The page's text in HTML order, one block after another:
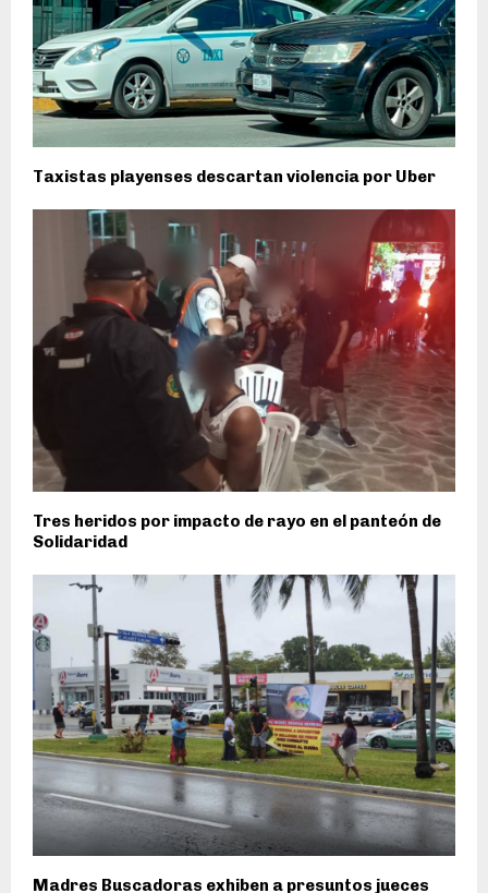
Taxistas playenses descartan violencia por Uber
Tres heridos por impacto de rayo en el panteón de
Solidaridad
Madres Buscadoras exhiben a presuntos jueces